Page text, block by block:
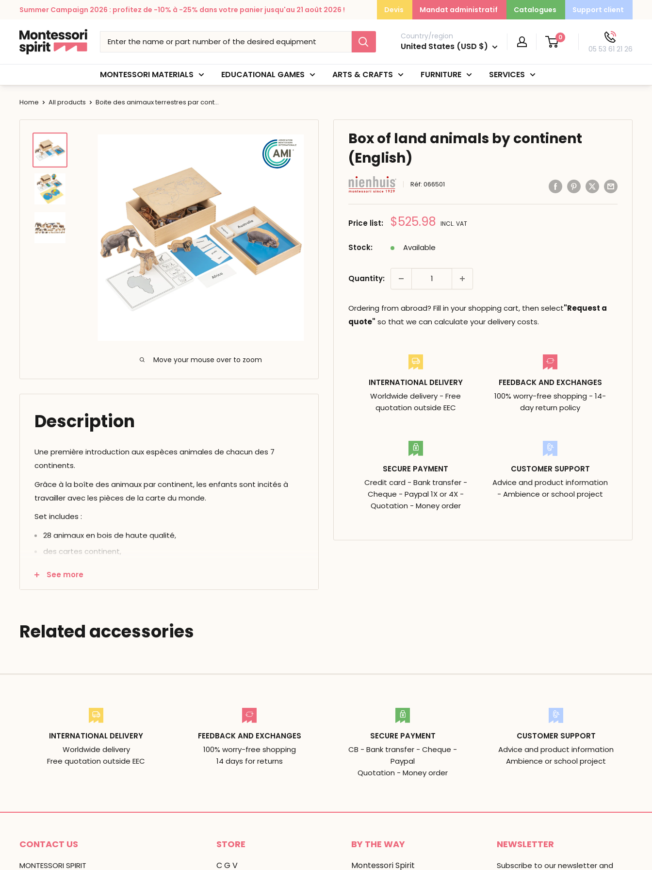
content
Summer Campaign 2026 : profitez de -10% à -25% dans votre panier jusqu'au 21 août 2026 ! Devis Mandat administratif Catalogues Support client
Montessori
Spirit
Country/region
United States (USD $)
0
05 53 61 21 26
MONTESSORI MATERIALS EDUCATIONAL GAMES ARTS & CRAFTS FURNITURE SERVICES
Home All products Boite des animaux terrestres par cont...
Move your mouse over to zoom
Box of land animals by continent
(English)
Réf:066501
Price list: Prix
$525.98 INCL. VAT
Stock: Available
Quantity:
Ordering from abroad? Fill in your shopping cart, then select"Request a
quote" so that we can calculate your delivery costs.
INTERNATIONAL DELIVERY
Worldwide delivery - Free
quotation outside EEC
FEEDBACK AND EXCHANGES
100% worry-free shopping - 14-
day return policy
SECURE PAYMENT
Credit card - Bank transfer -
Cheque - Paypal 1X or 4X -
Quotation - Money order
CUSTOMER SUPPORT
Advice and product information
- Ambience or school project
Description
Une première introduction aux espèces animales de chacun des 7
continents.
Grâce à la boîte des animaux par continent, les enfants sont incités à
travailler avec les pièces de la carte du monde.
Set includes :
28 animaux en bois de haute qualité,
des cartes continent,
See more
Related accessories
INTERNATIONAL DELIVERY
Worldwide delivery
Free quotation outside EEC
FEEDBACK AND EXCHANGES
100% worry-free shopping
14 days for returns
SECURE PAYMENT
CB - Bank transfer - Cheque -
Paypal
Quotation - Money order
CUSTOMER SUPPORT
Advice and product information
Ambience or school project
CONTACT US
MONTESSORI SPIRIT
STORE
C G V
BY THE WAY
Montessori Spirit
NEWSLETTER
Subscribe to our newsletter and